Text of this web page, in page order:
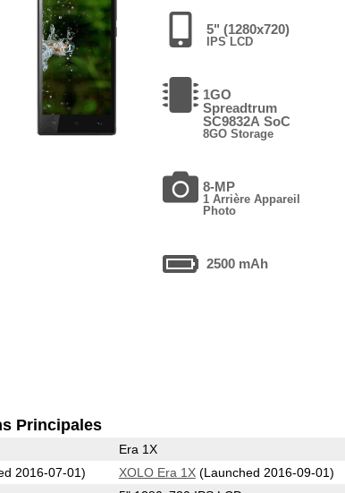
5" (1280x720)
IPS LCD
1GO
Spreadtrum
SC9832A SoC
8GO Storage
8-MP
1 Arrière Appareil
Photo
2500 mAh
Principales
Era 1X
2016-07-01) XOLO Era 1X(Launched 2016-09-01)